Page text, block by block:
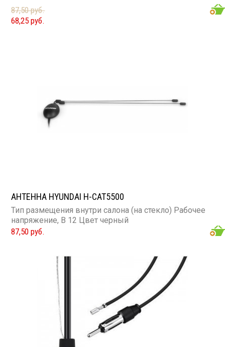
87,50 руб.
68,25 руб.
АНТЕННА HYUNDAI H-CAT5500
Тип размещения внутри салона (на стекло) Рабочее
напряжение, В 12 Цвет черный
87,50 руб.